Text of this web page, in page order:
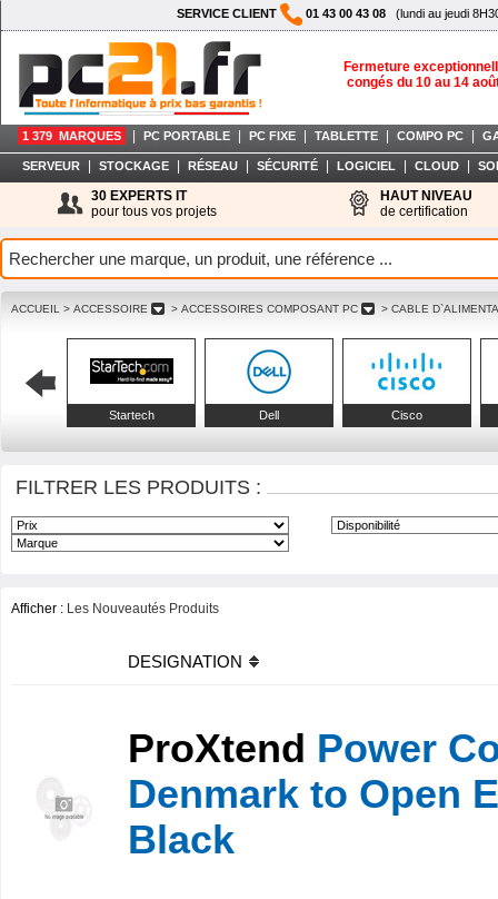
SERVICE CLIENT 01 43 00 43 08 (lundi au jeudi
Fermeture
congés du 10 au 14
1 379 MARQUES PC PORTABLE PC FIXE TABLETTE COMPO PC
SERVEUR STOCKAGE RÉSEAU SÉCURITÉ LOGICIEL CLOUD
30 EXPERTS IT
pour tous vos projets
HAUT NIVEAU
de certification
ACCUEIL > ACCESSOIRE > ACCESSOIRES COMPOSANT PC > CABLE
Startech Dell Cisco
FILTRER LES PRODUITS :
Afficher : Les Nouveautés Produits
DESIGNATION
ProXtend Power
Denmark to Open
Black